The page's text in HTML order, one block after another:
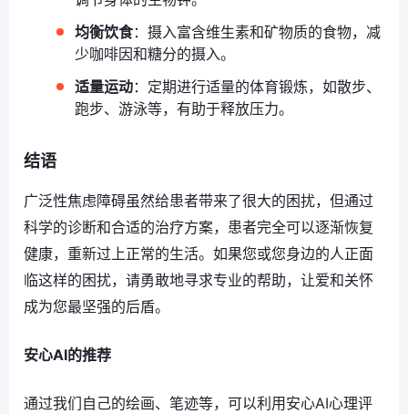
均衡饮食：摄入富含维生素和矿物质的食物，减
少咖啡因和糖分的摄入。
适量运动：定期进行适量的体育锻炼，如散步、
跑步、游泳等，有助于释放压力。
结语
广泛性焦虑障碍虽然给患者带来了很大的困扰，但通过
科学的诊断和合适的治疗方案，患者完全可以逐渐恢复
健康，重新过上正常的生活。如果您或您身边的人正面
临这样的困扰，请勇敢地寻求专业的帮助，让爱和关怀
成为您最坚强的后盾。
安心AI的推荐
通过我们自己的绘画、笔迹等，可以利用安心AI心理评